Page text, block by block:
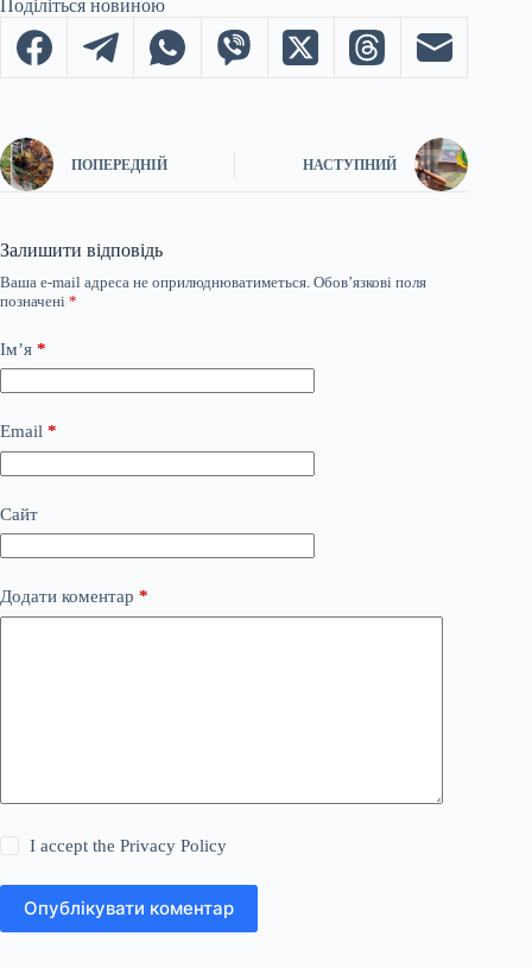
Поділіться новиною
ПОПЕРЕДНІЙ НАСТУПНИЙ
Залишити відповідь
Ваша e-mail адреса не оприлюднюватиметься. Обов’язкові поля
позначені *
Ім’я *
Email *
Сайт
Додати коментар *
I accept thePrivacy Policy
Опублікувати коментар